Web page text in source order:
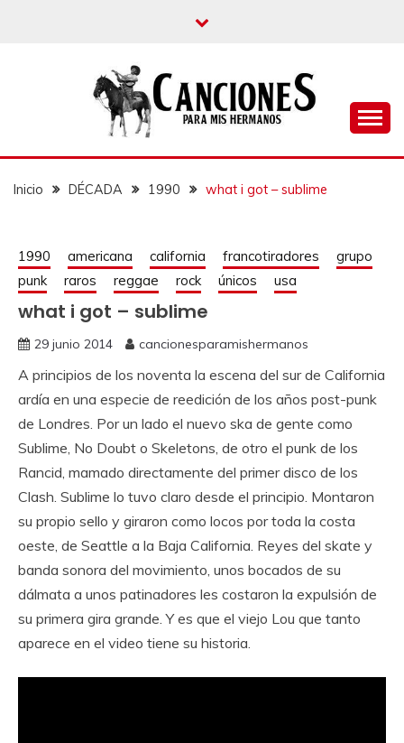
CANCIONES PARA
MIS HERMANOS
Inicio DÉCADA 1990 what i got – sublime
1990 americana california francotiradores
grupo
punk
raros reggae rock únicos usa
what i got – sublime
29 junio 2014 cancionesparamishermanos
A principios de los noventa la escena del sur de California
ardía en una especie de reedición de los años post-punk
de Londres. Por un lado el nuevo ska de gente como
Sublime, No Doubt o Skeletons, de otro el punk de los
Rancid, mamado directamente del primer disco de los
Clash. Sublime lo tuvo claro desde el principio. Montaron
su propio sello y giraron como locos por toda la costa
oeste, de Seattle a la Baja California. Reyes del skate y
banda sonora del movimiento, unos bocados de su
dálmata a unos patinadores les costaron la expulsión de
su primera gira grande. Y es que el viejo Lou que tanto
aparece en el video tiene su historia.